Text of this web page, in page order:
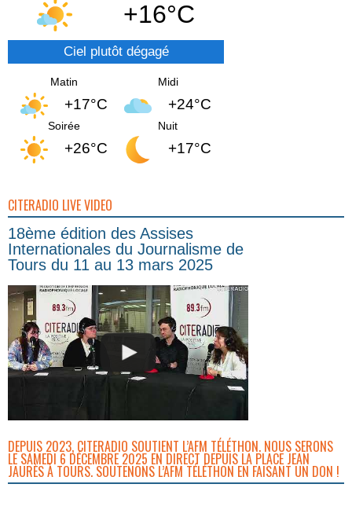
+16°C
Ciel plutôt dégagé
Matin
+17°C
Midi
+24°C
Soirée
+26°C
Nuit
+17°C
CITERADIO LIVE VIDEO
18ème édition des Assises
Internationales du Journalisme de
Tours du 11 au 13 mars 2025
DEPUIS 2023, CITERADIO SOUTIENT L’AFM TÉLÉTHON. NOUS SERONS
LE SAMEDI 6 DÉCEMBRE 2025 EN DIRECT DEPUIS LA PLACE JEAN
JAURÈS À TOURS. SOUTENONS L’AFM TÉLÉTHON EN FAISANT UN DON !